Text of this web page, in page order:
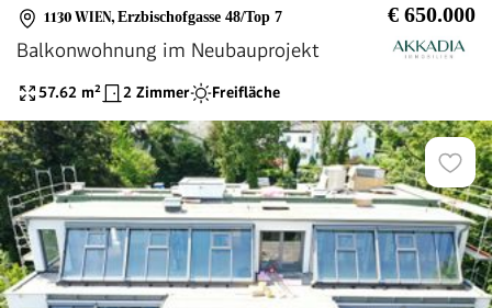
1130 WIEN, Erzbischofgasse 48/Top 7 € 650.000
Balkonwohnung im Neubauprojekt
57.62 m² 2 Zimmer Freifläche